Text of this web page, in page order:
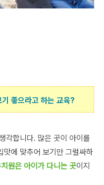
좋으라고 하는 교육?
각합니다. 많은 곳이 아이를
맛에 맞추어 보기만 그럴싸하
원은 아이가 다니는 곳이지